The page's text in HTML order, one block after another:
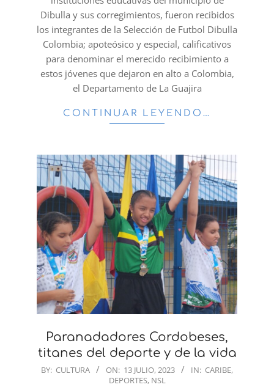
Dibulla y sus corregimientos, fueron recibidos
los integrantes de la Selección de Futbol Dibulla
Colombia; apoteósico y especial, calificativos
para denominar el merecido recibimiento a
estos jóvenes que dejaron en alto a Colombia,
el Departamento de La Guajira
CONTINUAR LEYENDO…
Paranadadores Cordobeses,
titanes del deporte y de la vida
2023-
BY: CULTURA ON: 13 JULIO, 2023 IN: CARIBE,
DEPORTES, NSL